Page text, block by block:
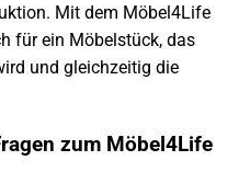
Mit dem Möbel4Life
für ein Möbelstück, das
und gleichzeitig die
zum Möbel4Life